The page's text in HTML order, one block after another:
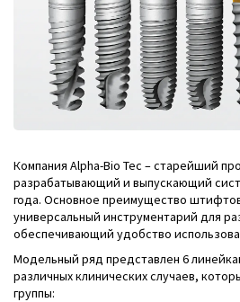
Компания Alpha-Bio Tec – старейший
разрабатывающий и выпускающий
года. Основное преимущество
универсальный инструментарий для
обеспечивающий удобство
Модельный ряд представлен 6
различных клинических случаев,
группы: